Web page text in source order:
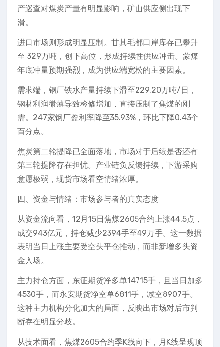
产巡查对煤炭产量有明显影响，矿山供应侧出现下
滑。
进口市场则形成明显压制。甘其毛都口岸库存已攀升
至 329万吨，创下高位，形成持续性供应冲击。蒙煤
年底冲量预期强烈，成为供应端宽松的主要因素。
需求端，钢厂铁水产量持续下滑至229.20万吨/日，
钢材利润微薄导致检修增加，直接压制了焦煤的刚
需。247家钢厂盈利率降至35.93%，环比下降0.43个
百分点。
焦炭第二轮提降已全面落地，市场对于后续是否还有
第三轮提降存在担忧。产业链负反馈持续，下游采购
意愿极弱，现货市场看空情绪浓厚。
四、资金与情绪：市场参与者的真实态度
从资金流向看，12月15日焦煤2605合约上涨44.5点，
成交943亿元，持仓减少2394手至49万手。这一数据
表明当日上涨主要受空头平仓推动，而非新增多头资
金入场。
主力持仓方面，东证期货净多单14715手，且当日加多
4530手，而永安期货净空单6811手，减空8907手。
这种主力机构分化加大的局面，反映出市场对后市判
断存在明显分歧。
从技术面看，焦煤2605合约季K线向下，月K线呈现顶